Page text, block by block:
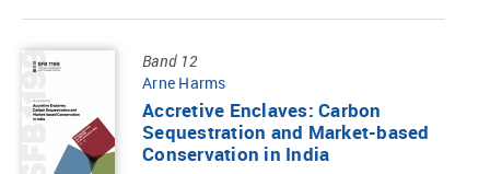
Band 12
Arne Harms
Accretive Enclaves: Carbon
Sequestration and Market-based
Conservation in India